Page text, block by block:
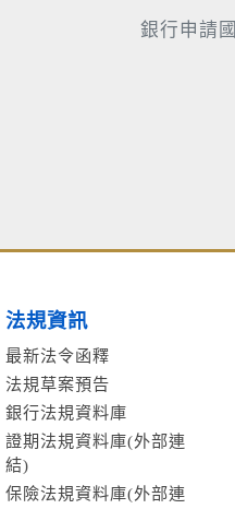
銀行申請
法規資訊
最新法令函釋
法規草案預告
銀行法規資料庫
證期法規資料庫(外部連
結)
保險法規資料庫(外部連